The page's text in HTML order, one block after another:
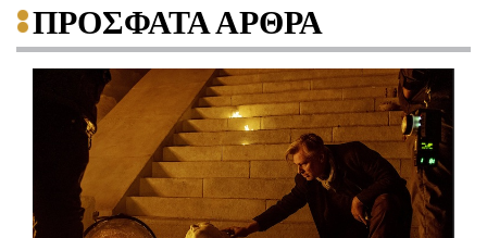
ΠΡΟΣΦΑΤΑ ΑΡΘΡΑ